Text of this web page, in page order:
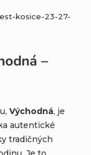
kosice-23-27-
–
Východná, je
autentické
tradičných